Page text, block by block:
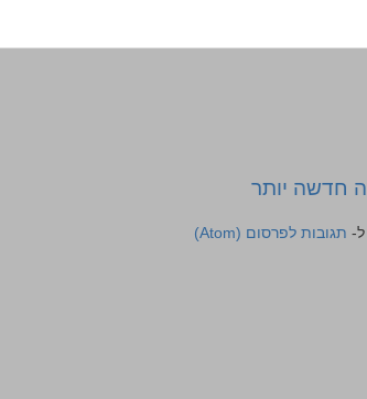
חדשה יותר
תגובות לפרסום (Atom)